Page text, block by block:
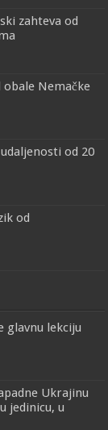
zahteva od
Nemačke
od 20
od
glavnu lekciju
Ukrajinu
jedinicu, u